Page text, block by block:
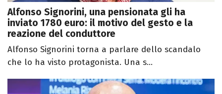
Alfonso Signorini, una pensionata gli ha
inviato 1780 euro: il motivo del gesto e la
reazione del conduttore
Alfonso Signorini torna a parlare dello scandalo
che lo ha visto protagonista. Una s...